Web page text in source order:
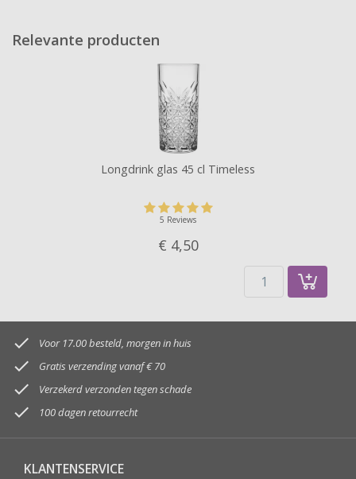
Relevante producten
Longdrink glas 45 cl Timeless
5 Reviews
€ 4,50
 Voor 17.00 besteld, morgen in huis
 Gratis verzending vanaf € 70
 Verzekerd verzonden tegen schade
 100 dagen retourrecht
KLANTENSERVICE